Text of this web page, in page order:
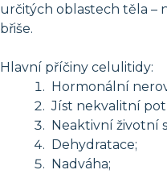
určitých oblastech těla –
břiše.
Hlavní příčiny celulitidy:
Hormonální
Jíst nekvalitní
Neaktivní životní
Dehydratace;
Nadváha;